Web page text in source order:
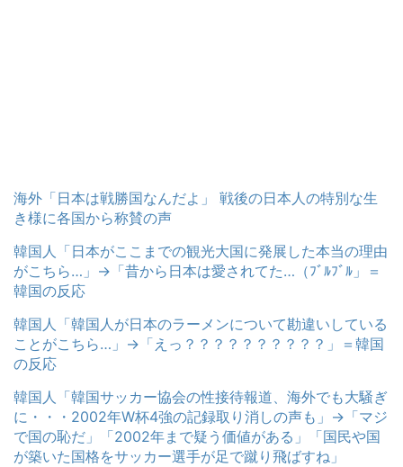
海外「日本は戦勝国なんだよ」 戦後の日本人の特別な生
き様に各国から称賛の声
韓国人「日本がここまでの観光大国に発展した本当の理由
がこちら…」→「昔から日本は愛されてた…（ﾌﾞﾙﾌﾞﾙ」＝
韓国の反応
韓国人「韓国人が日本のラーメンについて勘違いしている
ことがこちら…」→「えっ？？？？？？？？？？」＝韓国
の反応
韓国人「韓国サッカー協会の性接待報道、海外でも大騒ぎ
に・・・2002年W杯4強の記録取り消しの声も」→「マジ
で国の恥だ」「2002年まで疑う価値がある」「国民や国
が築いた国格をサッカー選手が足で蹴り飛ばすね」